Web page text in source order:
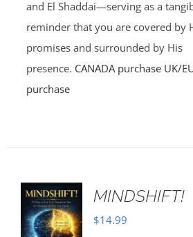
and El Shaddai—serving as a
reminder that you are covered by
promises and surrounded by His
presence. CANADA purchase UK/
purchase
MINDSHIFT!
$14.99